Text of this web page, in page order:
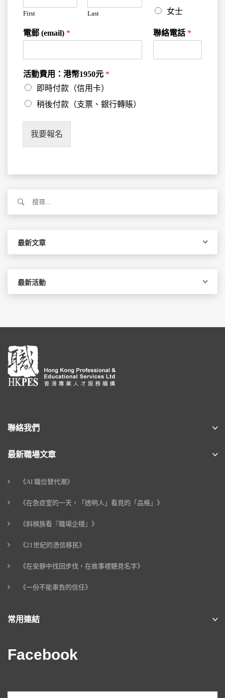
First Last
女士
電郵 (email) * 聯絡電話 *
活動費用：港幣1950元 *
即時付款（信用卡）
稍後付款（支票、銀行轉賬）
我要報名
關
最新文章
最新活動
聯絡我們
最新職場文章
《AI 職位替代潮》
《在急症室的一天，「透明人」看見的「品格」》
《斜槓族看『職場企穩』》
《21世紀的憑信移民》
《在安靜中找回步伐，在故事裡聽見名字》
《一份不能辜負的信任》
常用連結
Facebook